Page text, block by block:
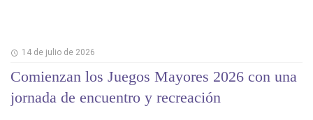
14 de julio de 2026
Comienzan los Juegos Mayores 2026 con una
jornada de encuentro y recreación